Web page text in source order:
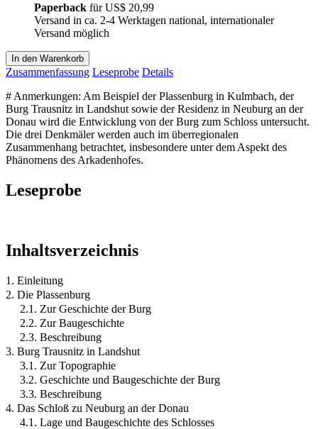
Paperback fürUS$ 20,99
Versand in ca. 2-4 Werktagen national, internationaler
Versand möglich
In den Warenkorb
Zusammenfassung Leseprobe Details
# Anmerkungen: Am Beispiel der Plassenburg in Kulmbach, der
Burg Trausnitz in Landshut sowie der Residenz in Neuburg an der
Donau wird die Entwicklung von der Burg zum Schloss untersucht.
Die drei Denkmäler werden auch im überregionalen
Zusammenhang betrachtet, insbesondere unter dem Aspekt des
Phänomens des Arkadenhofes.
Leseprobe
Inhaltsverzeichnis
1. Einleitung
2. Die Plassenburg
2.1. Zur Geschichte der Burg
2.2. Zur Baugeschichte
2.3. Beschreibung
3. Burg Trausnitz in Landshut
3.1. Zur Topographie
3.2. Geschichte und Baugeschichte der Burg
3.3. Beschreibung
4. Das Schloß zu Neuburg an der Donau
4.1. Lage und Baugeschichte des Schlosses